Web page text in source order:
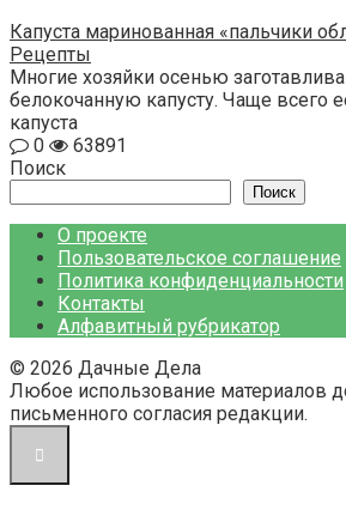
Капуста маринованная «пальчики
Рецепты
Многие хозяйки осенью
белокочанную капусту. Чаще всего
капуста
0
63891
Поиск
Поиск
О проекте
Пользовательское соглашение
Политика конфиденциальности
Контакты
Алфавитный рубрикатор
© 2026 Дачные Дела
Любое использование материалов
письменного согласия редакции.